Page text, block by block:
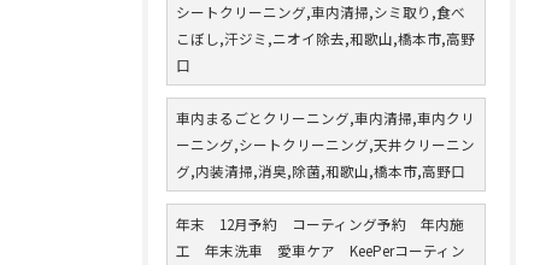
シートクリーニング,車内清掃,シミ取り,食べ
こぼし,汗ジミ,ニオイ除去,和歌山,橋本市,高野
口
車内まるごとクリーニング,車内清掃,車内クリ
ーニング,シートクリーニング,天井クリーニン
グ,内装清掃,消臭,除菌,和歌山,橋本市,高野口
年末 12月予約 コーティング予約 年内施
工 年末洗車 愛車ケア KeePerコーティン